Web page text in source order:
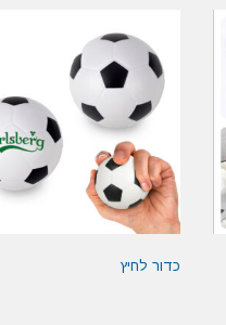
כדור לחיץ